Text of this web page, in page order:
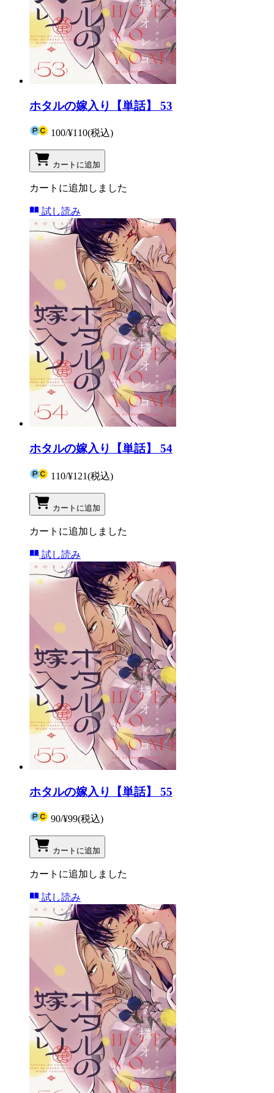
ホタルの嫁入り【単話】 53
100/¥110(税込)
カートに追加
カートに追加しました
試し読み
ホタルの嫁入り【単話】 54
110/¥121(税込)
カートに追加
カートに追加しました
試し読み
ホタルの嫁入り【単話】 55
90/¥99(税込)
カートに追加
カートに追加しました
試し読み